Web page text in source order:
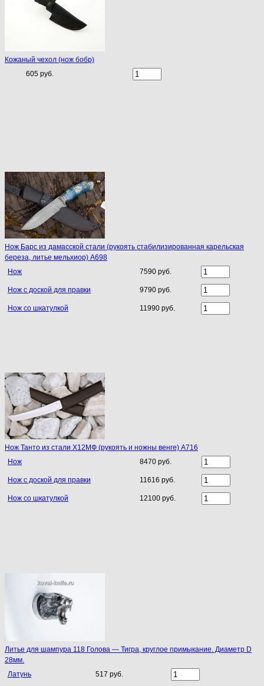
Кожаный чехол (нож бобр)
605 руб.
Нож Барс из дамасской стали (рукоять стабилизированная карельская
береза, литье мельхиор) A698
Нож
7590 руб.
Нож с доской для правки 9790 руб.
Нож со шкатулкой 11990 руб.
Нож Танто из стали Х12МФ (рукоять и ножны венге) A716
Нож
8470 руб.
Нож с доской для правки 11616 руб.
Нож со шкатулкой 12100 руб.
Литье для шампура 118 Голова — Тигра, круглое примыкание. Диаметр D
28мм.
Латунь
517 руб.